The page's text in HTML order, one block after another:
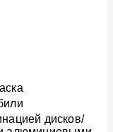
дисков/